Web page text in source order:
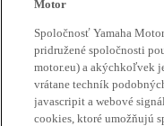
Motor
Spoločnosť Yamaha
pridružené spoločnosti
motor.eu) a akýchkoľvek
vrátane techník
javascripit a webové
cookies, ktoré umožňujú